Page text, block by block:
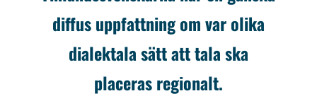
diffus uppfattning om var olika
dialektala sätt att tala ska
placeras regionalt.